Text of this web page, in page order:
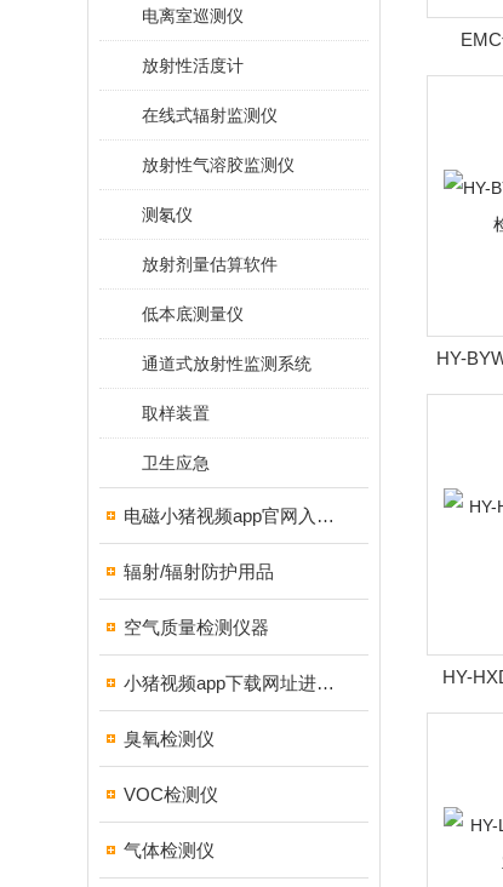
电离室巡测仪
放射性活度计
在线式辐射监测仪
放射性气溶胶监测仪
测氡仪
放射剂量估算软件
低本底测量仪
通道式放射性监测系统
取样装置
卫生应急
电磁小猪视频app官网入口ios
辐射/辐射防护用品
空气质量检测仪器
小猪视频app下载网址进入18测试仪
臭氧检测仪
VOC检测仪
气体检测仪
HY-
HY-